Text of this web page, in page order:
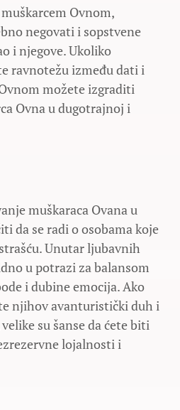
Ovnom,
negovati i sopstvene
i njegove. Ukoliko
ravnotežu između dati i
možete izgraditi
Ovna u dugotrajnoj i
muškaraca Ovana u
da se radi o osobama koje
Unutar ljubavnih
u potrazi za balansom
i dubine emocija. Ako
njihov avanturistički duh i
su šanse da ćete biti
lojalnosti i